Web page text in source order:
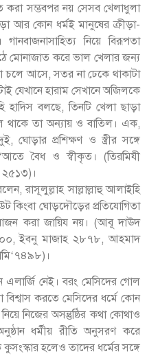
সম্ভবপর নয় সেসব খেলাধুলা
আর কোন ধর্মই মানুষের ক্রীড়া-
নিয়ে বিরূপতা
মোনাজাত করে ভাল খেলার জন্য
আসে, সতর না ঢেকে থাকাটা
যেখানে হারাম সেখানে অজিলকে
হাদিস বলছে, তিনটি খেলা ছাড়া
থাকে তা অন্যায় ও বাতিল। এক,
ঘোড়ার প্রশিক্ষণ ও স্ত্রীর সঙ্গে
বৈধ ও স্বীকৃত। (তিরমিযী
রাসূলুল্লাহ সাল্লাল্লাহু আলাইহি
কিংবা ঘোড়দৌড়ের প্রতিযোগিতা
করা জায়িয নয়। (আবূ দাঊদ
ইবনু মাজাহ ২৮৭৮, আহমাদ
নেই। বরং মেসিদের গোল
বিশ্বাস করতে মেসিদের ধর্মে কোন
নিজের অসন্তুষ্ঠির কথা কোথাও
ধর্মীয় রীতি অনুসরণ করে
হলেও তাদের ধর্মের সঙ্গে